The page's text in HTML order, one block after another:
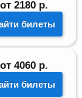
от 2180 р.
билеты
от 4060 р.
билеты